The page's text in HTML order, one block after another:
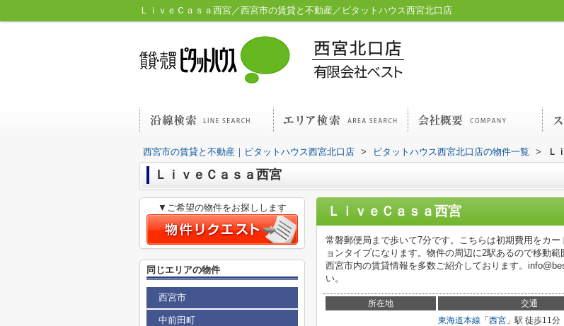
ＬｉｖｅＣａｓａ西宮／西宮市の賃貸と不動産／ピタットハウス西宮北口店
西宮市の賃貸と不動産｜ピタットハウス西宮北口店 > ピタットハウス西宮北口店の物件一覧 > Ｌ
ＬｉｖｅＣａｓａ西宮
ＬｉｖｅＣａｓａ西宮
常磐郵便局まで歩いて7分です。こちらは初期費用をカ
ョンタイプになります。物件の周辺に2駅あるので移動
西宮市内の賃貸情報を多数ご紹介しております。
い。
所在地 交通
東海道本線 「 西宮 」駅 徒歩11分
▼ご希望の物件をお探しします
同じエリアの物件
西宮市
中前田町